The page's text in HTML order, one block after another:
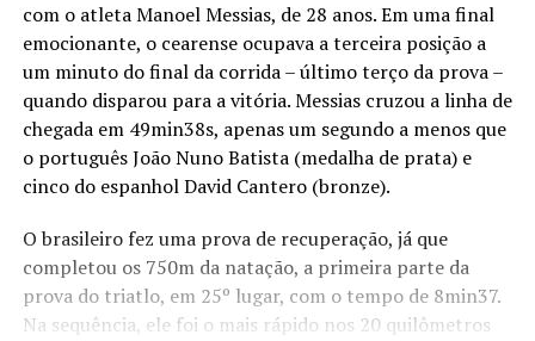
com o atleta Manoel Messias, de 28 anos. Em uma final
emocionante, o cearense ocupava a terceira posição a
um minuto do final da corrida – último terço da prova –
quando disparou para a vitória. Messias cruzou a linha de
chegada em 49min38s, apenas um segundo a menos que
o português João Nuno Batista (medalha de prata) e
cinco do espanhol David Cantero (bronze).
O brasileiro fez uma prova de recuperação, já que
completou os 750m da natação, a primeira parte da
prova do triatlo, em 25º lugar, com o tempo de 8min37.
Na sequência, ele foi o mais rápido nos 20 quilômetros